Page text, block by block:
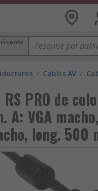
/ Cables AV /
RS PRO de
A: VGA
long. 500